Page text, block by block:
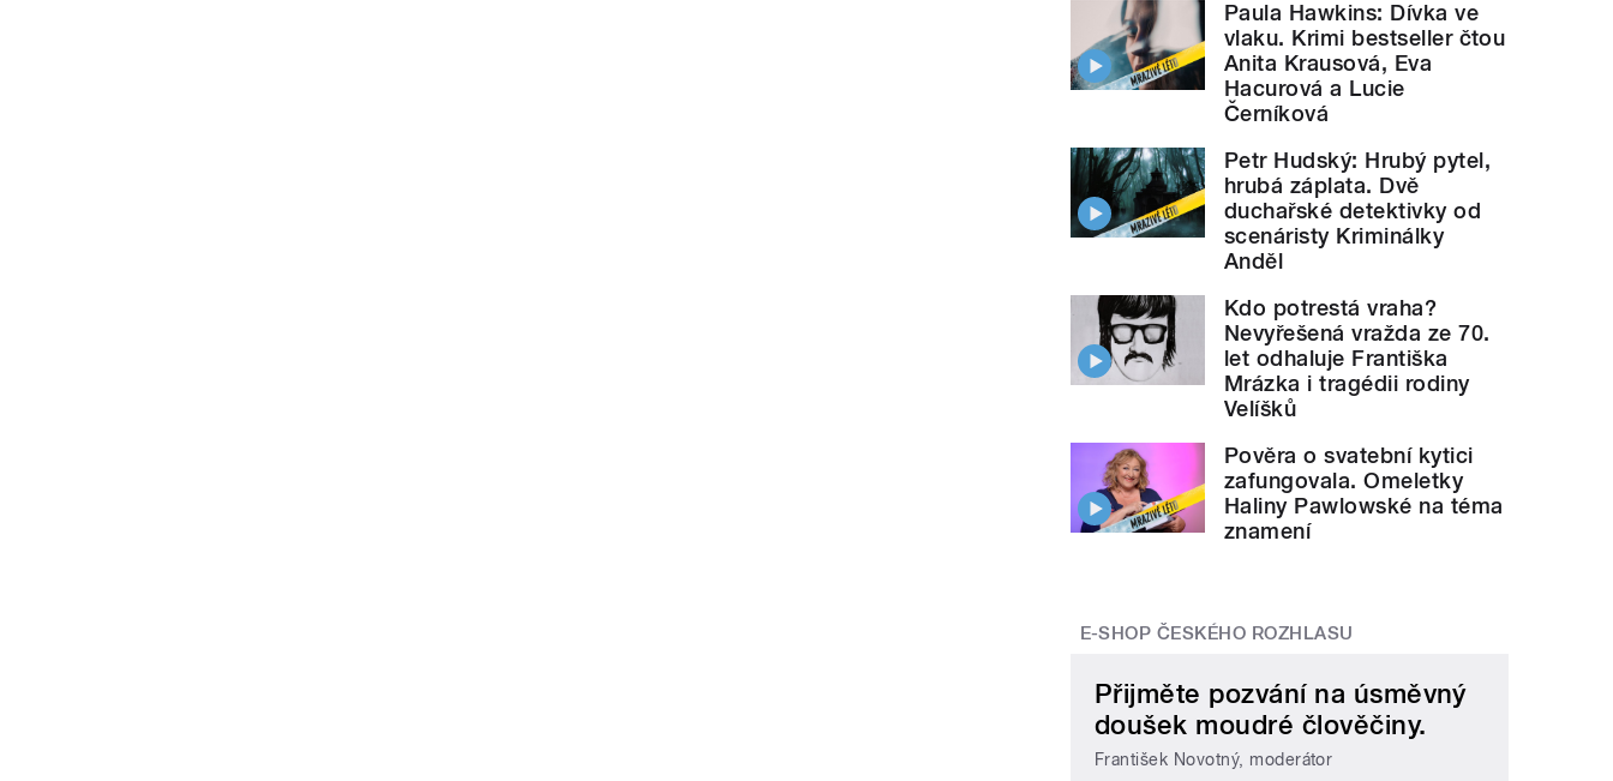
Paula Hawkins: Dívka ve
vlaku. Krimi bestseller čtou
Anita Krausová, Eva
Hacurová a Lucie
Černíková
Petr Hudský: Hrubý pytel,
hrubá záplata. Dvě
duchařské detektivky od
scenáristy Kriminálky
Anděl
Kdo potrestá vraha?
Nevyřešená vražda ze 70.
let odhaluje Františka
Mrázka i tragédii rodiny
Velíšků
Pověra o svatební kytici
zafungovala. Omeletky
Haliny Pawlowské na téma
znamení
E-SHOP ČESKÉHO ROZHLASU
Přijměte pozvání na úsměvný
doušek moudré člověčiny.
František Novotný, moderátor